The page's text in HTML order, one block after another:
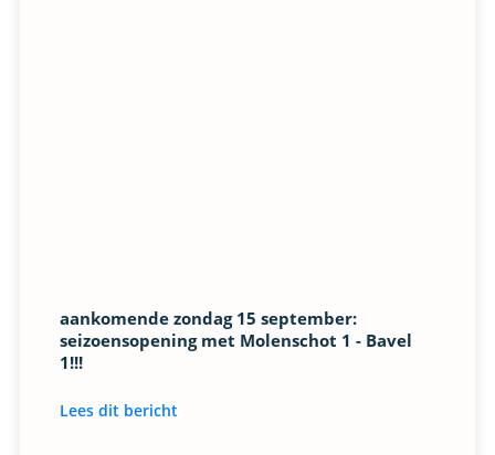
aankomende zondag 15 september:
seizoensopening met Molenschot 1 - Bavel
1!!!
Lees dit bericht